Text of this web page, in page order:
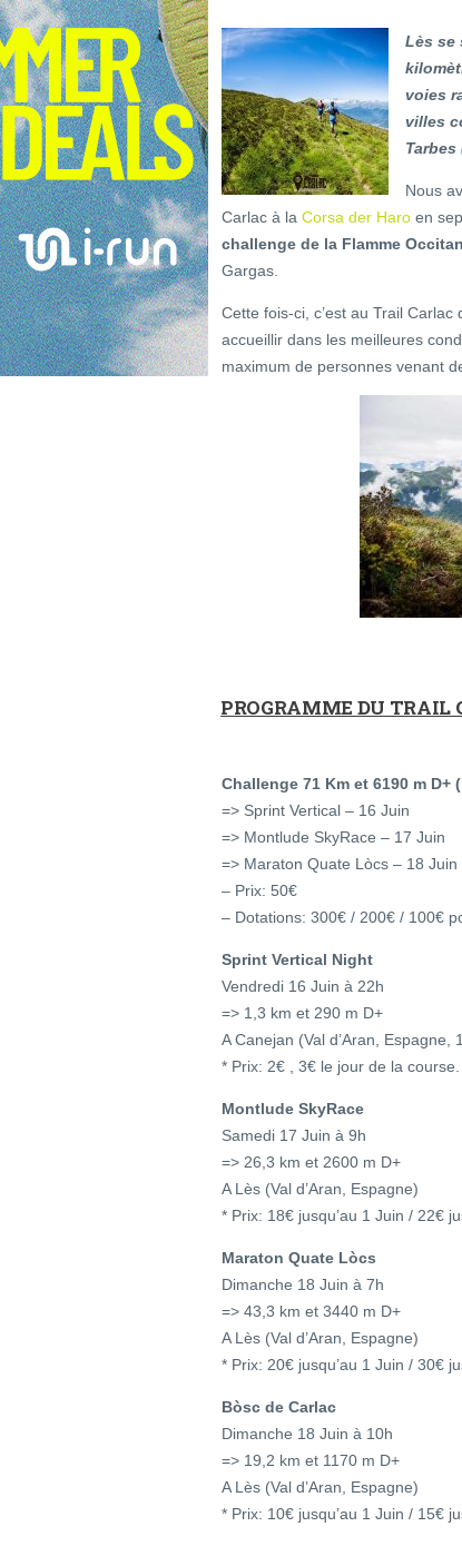
Lès se
voies
villes
Tarbes
Nous
Carlac à la Corsa der Haro en
challenge de la Flamme
Gargas.
Cette fois-ci, c’est au Trail
accueillir dans les meilleures
maximum de personnes venant
PROGRAMME DU TRAIL
Challenge 71 Km et 6190 m D+
=> Sprint Vertical – 16 Juin
=> Montlude SkyRace – 17 Juin
=> Maraton Quate Lòcs – 18 Juin
– Prix: 50€
– Dotations: 300€ / 200€ / 100€
Sprint Vertical Night
Vendredi 16 Juin à 22h
=> 1,3 km et 290 m D+
A Canejan (Val d’Aran, Espagne,
* Prix: 2€ , 3€ le jour de la course.
Montlude SkyRace
Samedi 17 Juin à 9h
=> 26,3 km et 2600 m D+
A Lès (Val d’Aran, Espagne)
* Prix: 18€ jusqu’au 1 Juin / 22€
Maraton Quate Lòcs
Dimanche 18 Juin à 7h
=> 43,3 km et 3440 m D+
A Lès (Val d’Aran, Espagne)
* Prix: 20€ jusqu’au 1 Juin / 30€
Bòsc de Carlac
Dimanche 18 Juin à 10h
=> 19,2 km et 1170 m D+
A Lès (Val d’Aran, Espagne)
* Prix: 10€ jusqu’au 1 Juin / 15€